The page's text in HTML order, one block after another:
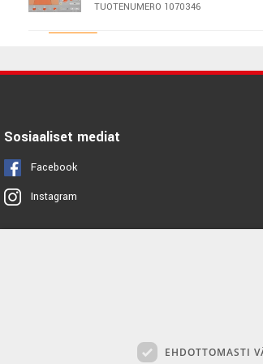
TUOTENUMERO 1070346
TUOTENUMERO 1070345
TUOTENUMERO 1031360
Sosiaaliset mediat
Facebook
Instagram
EHDOTTOMASTI